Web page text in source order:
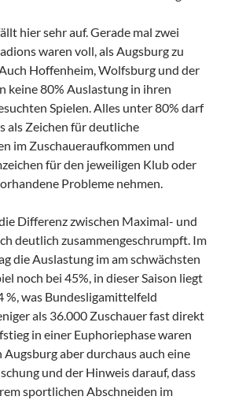
hier sehr auf. Gerade mal zwei
waren voll, als Augsburg zu
Hoffenheim, Wolfsburg und der
keine 80% Auslastung in ihren
Spielen. Alles unter 80% darf
als Zeichen für deutliche
im Zuschaueraufkommen und
für den jeweiligen Klub oder
Probleme nehmen.
Differenz zwischen Maximal- und
deutlich zusammengeschrumpft. Im
die Auslastung im am schwächsten
noch bei 45%, in dieser Saison liegt
%, was Bundesligamittelfeld
als 36.000 Zuschauer fast direkt
in einer Euphoriephase waren
Augsburg aber durchaus auch eine
und der Hinweis darauf, dass
sportlichen Abschneiden im